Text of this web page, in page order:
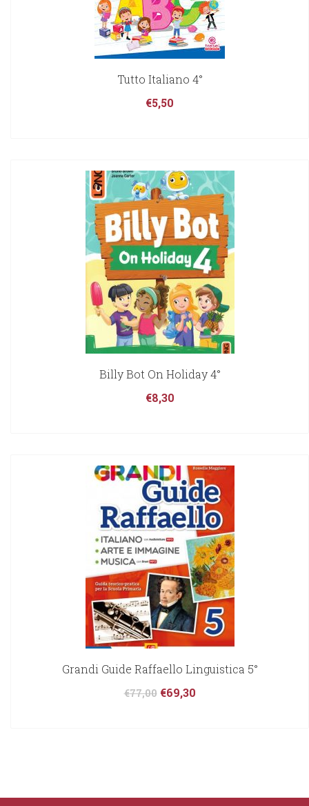
Tutto Italiano 4°
€5,50
Billy Bot On Holiday 4°
€8,30
Grandi Guide Raffaello Linguistica 5°
€77,00 €69,30